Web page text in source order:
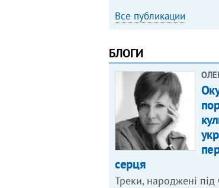
Все публикации
БЛОГИ
серця
Треки, народжені під